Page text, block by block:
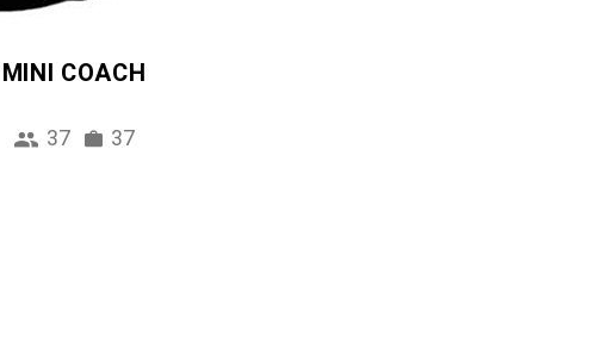
MINI COACH
37 37